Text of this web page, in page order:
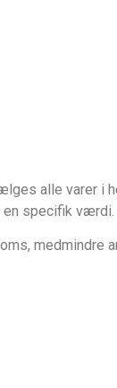
alle varer i
en specifik værdi.
medmindre